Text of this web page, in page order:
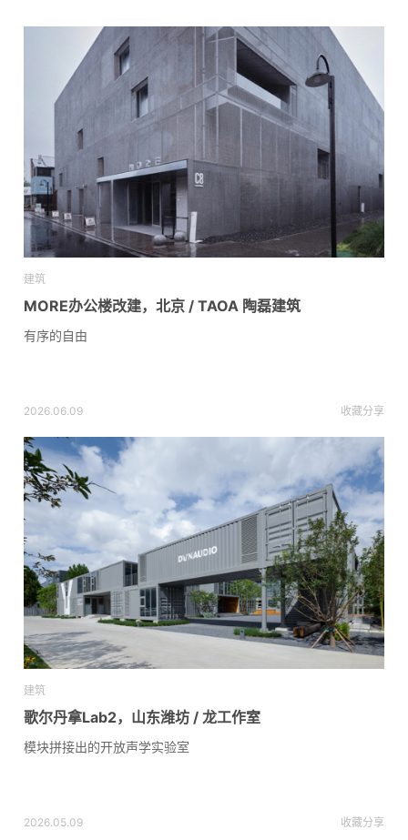
建筑
MORE办公楼改建，北京 / TAOA 陶磊建筑
有序的自由
2026.06.09 收藏分享
建筑
歌尔丹拿Lab2，山东潍坊 / 龙工作室
模块拼接出的开放声学实验室
2026.05.09 收藏分享